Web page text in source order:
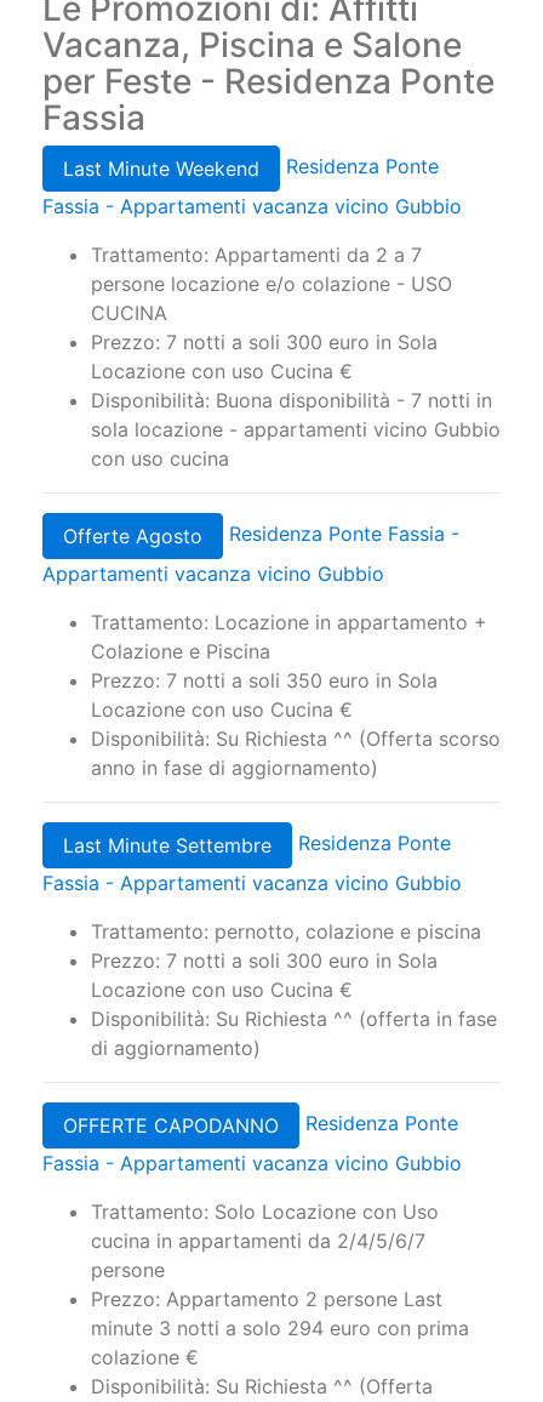
Le Promozioni di: Affitti
Vacanza, Piscina e Salone
per Feste - Residenza Ponte
Fassia
Last Minute Weekend
Residenza Ponte
Fassia - Appartamenti vacanza vicino Gubbio
Trattamento: Appartamenti da 2 a 7
persone locazione e/o colazione - USO
CUCINA
Prezzo: 7 notti a soli 300 euro in Sola
Locazione con uso Cucina €
Disponibilità: Buona disponibilità - 7 notti in
sola locazione - appartamenti vicino Gubbio
con uso cucina
Offerte Agosto
Residenza Ponte Fassia -
Appartamenti vacanza vicino Gubbio
Trattamento: Locazione in appartamento +
Colazione e Piscina
Prezzo: 7 notti a soli 350 euro in Sola
Locazione con uso Cucina €
Disponibilità: Su Richiesta ^^ (Offerta scorso
anno in fase di aggiornamento)
Last Minute Settembre
Residenza Ponte
Fassia - Appartamenti vacanza vicino Gubbio
Trattamento: pernotto, colazione e piscina
Prezzo: 7 notti a soli 300 euro in Sola
Locazione con uso Cucina €
Disponibilità: Su Richiesta ^^ (offerta in fase
di aggiornamento)
OFFERTE CAPODANNO
Residenza Ponte
Fassia - Appartamenti vacanza vicino Gubbio
Trattamento: Solo Locazione con Uso
cucina in appartamenti da 2/4/5/6/7
persone
Prezzo: Appartamento 2 persone Last
minute 3 notti a solo 294 euro con prima
colazione €
Disponibilità: Su Richiesta ^^ (Offerta